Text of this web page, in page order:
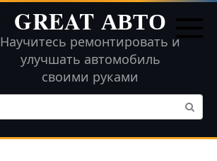
GREAT АВТО
Научитесь ремонтировать и
улучшать автомобиль
своими руками